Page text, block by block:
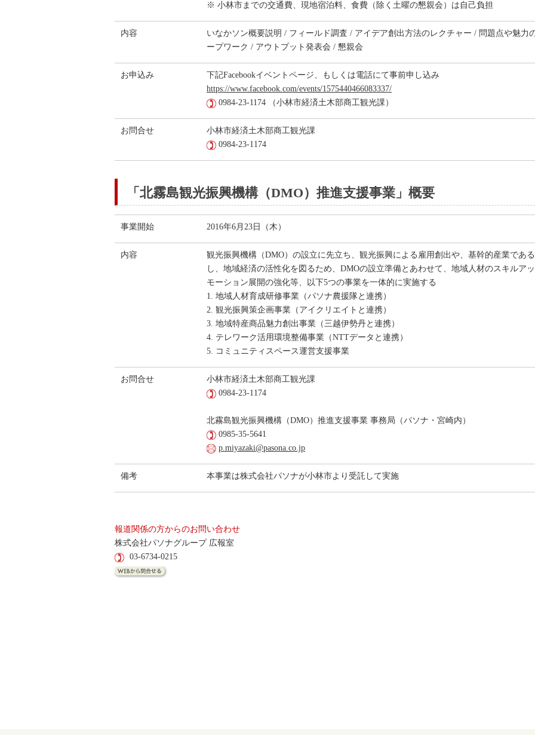
※ 小林市までの交通費、現地宿泊料、食費（除く土曜の懇親会）は自己負担
内容
いなかソン概要説明 / フィールド調査 / アイデア創出方法のレクチャー / 問題点や魅力
ープワーク / アウトプット発表会 / 懇親会
お申込み
下記Facebookイベントページ、もしくは電話にて事前申し込み
https://www.facebook.com/events/1575440466083337/
0984-23-1174 （小林市経済土木部商工観光課）
お問合せ
小林市経済土木部商工観光課
0984-23-1174
「北霧島観光振興機構（DMO）推進支援事業」概要
事業開始 2016年6月23日（木）
内容
観光振興機構（DMO）の設立に先立ち、観光振興による雇用創出や、基幹的産業であ
し、地域経済の活性化を図るため、DMOの設立準備とあわせて、地域人材のスキルア
モーション展開の強化等、以下5つの事業を一体的に実施する
1. 地域人材育成研修事業（パソナ農援隊と連携）
2. 観光振興策企画事業（アイクリエイトと連携）
3. 地域特産商品魅力創出事業（三越伊勢丹と連携）
4. テレワーク活用環境整備事業（NTTデータと連携）
5. コミュニティスペース運営支援事業
お問合せ
小林市経済土木部商工観光課
0984-23-1174
北霧島観光振興機構（DMO）推進支援事業 事務局（パソナ・宮崎内）
0985-35-5641
p.miyazaki@pasona.co.jp
備考 本事業は株式会社パソナが小林市より受託して実施
報道関係の方からのお問い合わせ
株式会社パソナグループ 広報室
03-6734-0215